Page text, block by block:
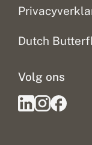
Dutch
Volg ons